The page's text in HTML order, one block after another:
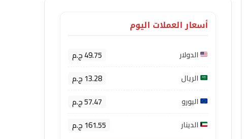
أسعار العملات اليوم
الدولار 49.75 ج.م
الريال 13.28 ج.م
اليورو 57.47 ج.م
الدينار 161.55 ج.م